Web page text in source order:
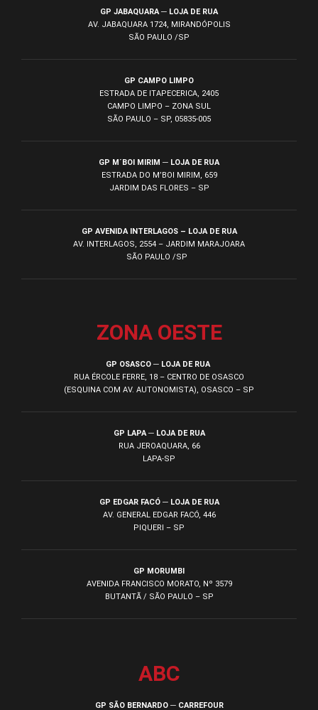
GP JABAQUARA ─ LOJA DE RUA
AV. JABAQUARA 1724, MIRANDÓPOLIS
SÃO PAULO /SP
GP CAMPO LIMPO
ESTRADA DE ITAPECERICA, 2405
CAMPO LIMPO – ZONA SUL
SÃO PAULO – SP, 05835-005
GP M´BOI MIRIM ─ LOJA DE RUA
ESTRADA DO M’BOI MIRIM, 659
JARDIM DAS FLORES – SP
GP AVENIDA INTERLAGOS – LOJA DE RUA
AV. INTERLAGOS, 2554 – JARDIM MARAJOARA
SÃO PAULO /SP
ZONA OESTE
GP OSASCO ─ LOJA DE RUA
RUA ÉRCOLE FERRE, 18 – CENTRO DE OSASCO
(ESQUINA COM AV. AUTONOMISTA), OSASCO – SP
GP LAPA ─ LOJA DE RUA
RUA JEROAQUARA, 66
LAPA-SP
GP EDGAR FACÓ ─ LOJA DE RUA
AV. GENERAL EDGAR FACÓ, 446
PIQUERI – SP
GP MORUMBI
AVENIDA FRANCISCO MORATO, Nº 3579
BUTANTÃ / SÃO PAULO – SP
ABC
GP SÃO BERNARDO ─ CARREFOUR